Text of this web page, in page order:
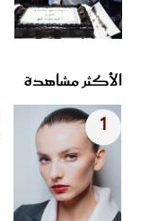
الأكثر مشاهدة
1